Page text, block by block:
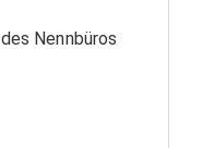
Nennbüros